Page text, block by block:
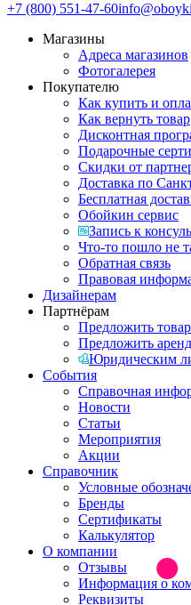
+7 (800) 551-47-60
Магазины
Адреса магазинов
Фотогалерея
Покупателю
Как купить и
Как вернуть товар
Дисконтная
Подарочные
Скидки от
Доставка по
Бесплатная
Обойкин сервис
Запись к
Что-то пошло не
Обратная связь
Правовая
Дизайнерам
Партнёрам
Предложить товар
Предложить
Юридическим
События
Справочная
Новости
Статьи
Мероприятия
Акции
Справочник
Условные
Бренды
Сертификаты
Калькулятор
О компании
Отзывы
Информация о
Реквизиты